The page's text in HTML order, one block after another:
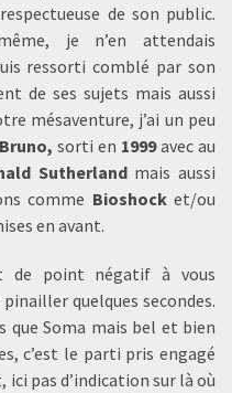
de son public.
je n’en attendais
ressorti comblé par son
de ses sujets mais aussi
mésaventure, j’ai un peu
sorti en 1999avec au
Sutherlandmais aussi
comme Bioshocket/ou
en avant.
de point négatif à vous
quelques secondes.
que Soma mais bel et bien
c’est le parti pris engagé
pas d’indication sur là où